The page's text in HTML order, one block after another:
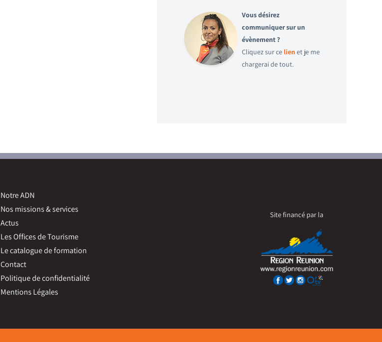
Vous désirez
communiquer sur un
évènement ?
Cliquez sur ce lien et je me
chargerai de tout.
Notre ADN
Nos missions & services
Actus
Les Offices de Tourisme
Le catalogue de formation
Contact
Politique de confidentialité
Mentions Légales
Site financé par la